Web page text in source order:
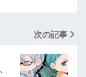
次の記事